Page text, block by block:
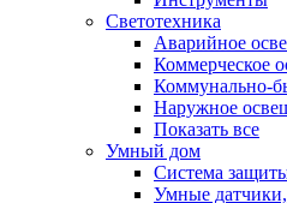
Светотехника
Аварийное
Коммерческое
Коммунально-
Наружное
Показать все
Умный дом
Система
Умные